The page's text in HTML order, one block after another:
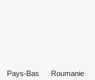
Pays-Bas
Roumanie